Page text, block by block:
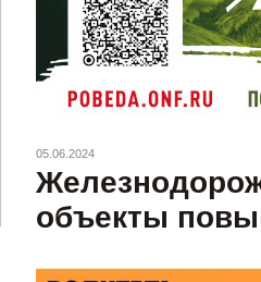
05.06.2024
объекты